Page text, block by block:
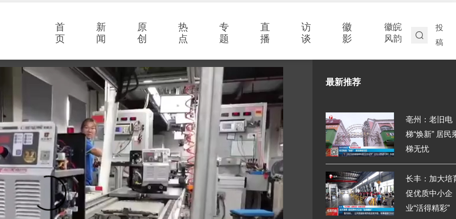
首
页
新
闻
原
创
热
点
专
题
直
播
访
谈
徽
影
徽皖
风韵
投
稿
最新推荐
亳州：老旧电
梯“焕新” 居民
梯无忧
长丰：加大培
促优质中小企
业“活得精彩”